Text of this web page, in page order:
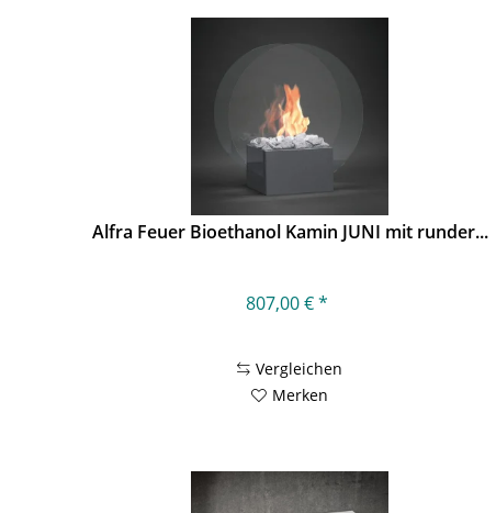
Alfra Feuer Bioethanol Kamin JUNI mit runder...
807,00 € *
Vergleichen
Merken